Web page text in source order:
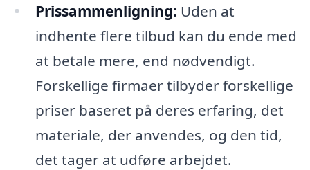
Prissammenligning: Uden at
indhente flere tilbud kan du ende med
at betale mere, end nødvendigt.
Forskellige firmaer tilbyder forskellige
priser baseret på deres erfaring, det
materiale, der anvendes, og den tid,
det tager at udføre arbejdet.